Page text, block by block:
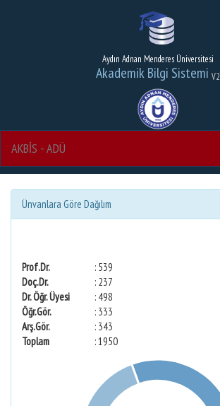
Aydın Adnan Menderes Üniversitesi
Akademik Bilgi Sistemi V2
AKBİS - ADÜ
Ünvanlara Göre Dağılım
Prof.Dr.
: 539
Doç.Dr.
: 237
Dr. Öğr. Üyesi
: 498
Öğr.Gör.
: 333
Arş.Gör.
: 343
Toplam
: 1950